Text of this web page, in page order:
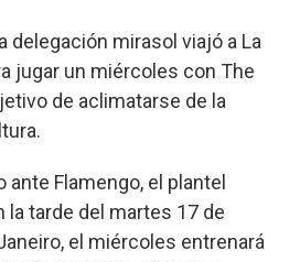
delegación mirasol viajó a La
jugar un miércoles con The
de aclimatarse de la
ante Flamengo, el plantel
la tarde del martes 17 de
el miércoles entrenará